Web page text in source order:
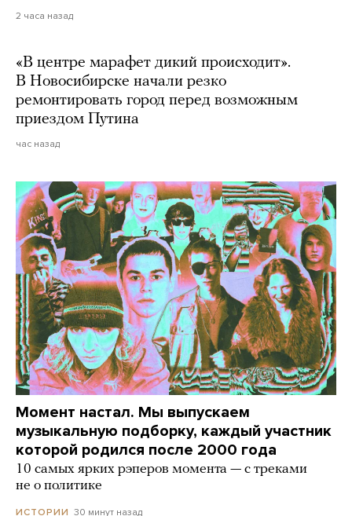
2 часа назад
«В центре марафет дикий происходит».
В Новосибирске начали резко
ремонтировать город перед возможным
приездом Путина
час назад
Момент настал. Мы выпускаем
музыкальную подборку, каждый участник
которой родился после 2000 года
10 самых ярких рэперов момента — с треками
не о политике
ИСТОРИИ 30 минут назад